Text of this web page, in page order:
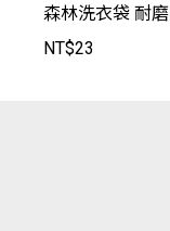
森林洗衣袋 耐磨
防勾紗 洗潔袋 旅
NT$23